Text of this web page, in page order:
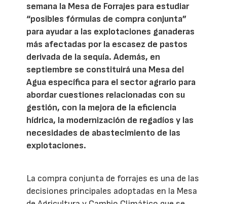
semana la Mesa de Forrajes para estudiar
“posibles fórmulas de compra conjunta”
para ayudar a las explotaciones ganaderas
más afectadas por la escasez de pastos
derivada de la sequía. Además, en
septiembre se constituirá una Mesa del
Agua específica para el sector agrario para
abordar cuestiones relacionadas con su
gestión, con la mejora de la eficiencia
hídrica, la modernización de regadíos y las
necesidades de abastecimiento de las
explotaciones.
La compra conjunta de forrajes es una de las
decisiones principales adoptadas en la Mesa